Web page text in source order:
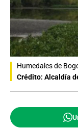
Humedales de
Crédito: Alcaldía